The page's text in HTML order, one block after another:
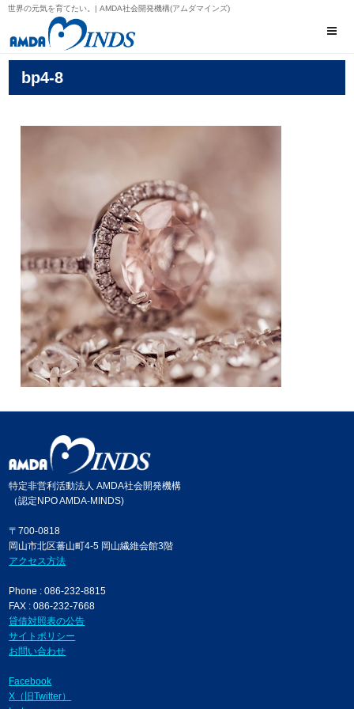
世界の元気を育てたい。| AMDA社会開発機構(アムダマインズ)
bp4-8
特定非営利活動法人 AMDA社会開発機構
（認定NPO AMDA-MINDS)
〒700-0818
岡山市北区蕃山町4-5 岡山繊維会館3階
アクセス方法
Phone : 086-232-8815
FAX : 086-232-7668
貸借対照表の公告
サイトポリシー
お問い合わせ
Facebook
X（旧Twitter）